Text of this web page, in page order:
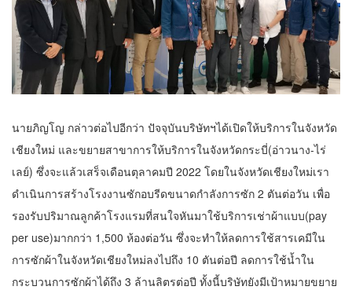
นายภิญโญ กล่าวต่อไปอีกว่า ปัจจุบันบริษัทฯได้เปิดให้บริการในจังหวัด
เชียงใหม่ และขยายสาขาการให้บริการในจังหวัดกระบี่(อ่าวนาง-ไร่
เลย์) ซึ่งจะแล้วเสร็จเดือนตุลาคมปี 2022 โดยในจังหวัดเชียงใหม่เรา
ดำเนินการสร้างโรงงานซักอบรีดขนาดกำลังการซัก 2 ตันต่อวัน เพื่อ
รองรับปริมาณลูกค้าโรงแรมที่สนใจหันมาใช้บริการเช่าผ้าแบบ(pay
per use)มากกว่า 1,500 ห้องต่อวัน ซึ่งจะทำให้ลดการใช้สารเคมีใน
การซักผ้าในจังหวัดเชียงใหม่ลงไปถึง 10 ตันต่อปี ลดการใช้น้ำใน
กระบวนการซักผ้าได้ถึง 3 ล้านลิตรต่อปี ทั้งนี้บริษัทยังมีเป้าหมายขยาย